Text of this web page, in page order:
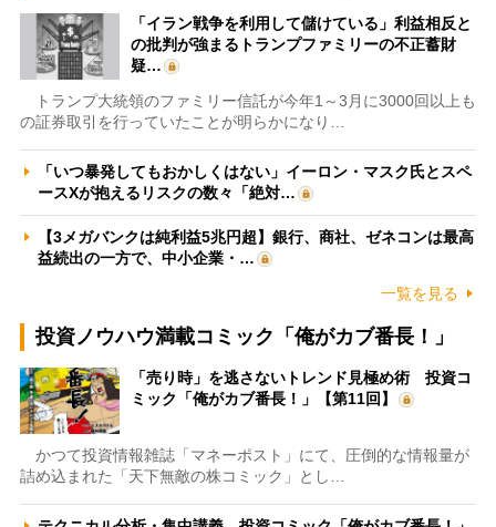
「イラン戦争を利用して儲けている」利益相反と
の批判が強まるトランプファミリーの不正蓄財
疑…
トランプ大統領のファミリー信託が今年1～3月に3000回以上も
の証券取引を行っていたことが明らかになり…
「いつ暴発してもおかしくはない」イーロン・マスク氏とスペ
ースXが抱えるリスクの数々「絶対…
【3メガバンクは純利益5兆円超】銀行、商社、ゼネコンは最高
益続出の一方で、中小企業・…
一覧を見る
投資ノウハウ満載コミック「俺がカブ番長！」
「売り時」を逃さないトレンド見極め術 投資コ
ミック「俺がカブ番長！」【第11回】
かつて投資情報雑誌「マネーポスト」にて、圧倒的な情報量が
詰め込まれた「天下無敵の株コミック」とし…